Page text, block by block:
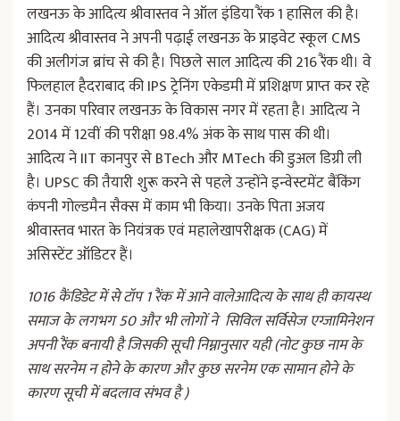
लखनऊ के आदित्य श्रीवास्तव ने ऑल इंडिया रैंक 1 हासिल की है।
आदित्य श्रीवास्तव ने अपनी पढ़ाई लखनऊ के प्राइवेट स्कूल CMS
की अलीगंज ब्रांच से की है। पिछले साल आदित्य की 216 रैंक थी। वे
फिलहाल हैदराबाद की IPS ट्रेनिंग एकेडमी में प्रशिक्षण प्राप्त कर रहे
हैं। उनका परिवार लखनऊ के विकास नगर में रहता है। आदित्य ने
2014 में 12वीं की परीक्षा 98.4% अंक के साथ पास की थी।
आदित्य ने IIT कानपुर से BTech और MTech की डुअल डिग्री ली
है। UPSC की तैयारी शुरू करने से पहले उन्होंने इन्वेस्टमेंट बैंकिंग
कंपनी गोल्डमैन सैक्स में काम भी किया। उनके पिता अजय
श्रीवास्तव भारत के नियंत्रक एवं महालेखापरीक्षक (CAG) में
असिस्टेंट ऑडिटर हैं।
1016 कैंडिडेट में से टॉप 1 रैंक में आने वालेआदित्य के साथ ही कायस्थ
समाज के लगभग 50 और भी लोगों ने सिविल सर्विसेज एग्जामिनेशन
अपनी रैंक बनायी है जिसकी सूची निम्नानुसार यही (नोट कुछ नाम के
साथ सरनेम न होने के कारण और कुछ सरनेम एक सामान होने के
कारण सूची में बदलाव संभव है )